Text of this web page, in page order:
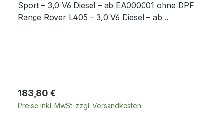
Sport – 3,0 V6 Diesel – ab EA000001 ohne DPF
Range Rover L405 – 3,0 V6 Diesel – ab
Regulärer Preis:
183,80 €
Preise inkl. MwSt. zzgl. Versandkosten